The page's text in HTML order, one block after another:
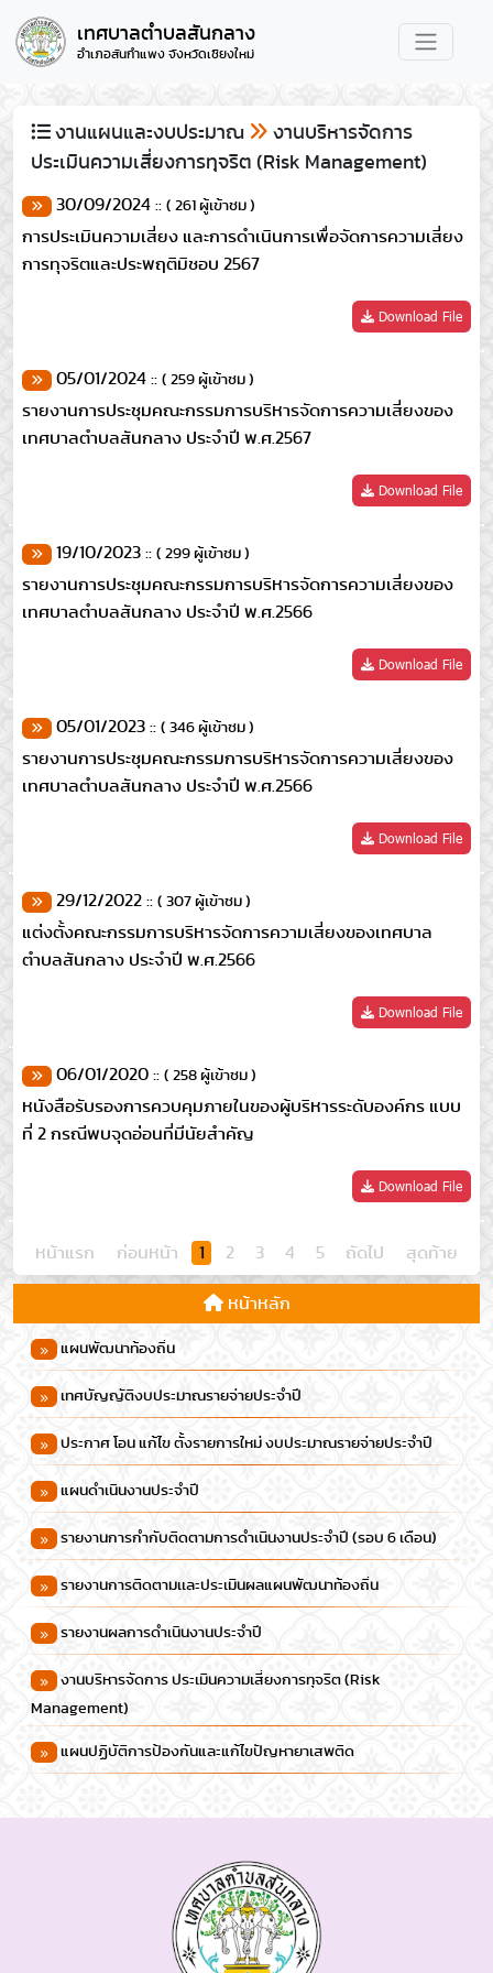
เทศบาลตำบลสันกลาง
อำเภอสันกำแพง จังหวัดเชียงใหม่
หน้าหลัก
แผนพัฒนาท้องถิ่น
เทศบัญญัติงบประมาณรายจ่ายประจำปี
ประกาศ โอน แก้ไข ตั้งรายการใหม่ งบประมาณรายจ่ายประจำปี
แผนดำเนินงานประจำปี
รายงานการกำกับติดตามการดำเนินงานประจำปี (รอบ 6 เดือน)
รายงานการติดตามเเละประเมินผลแผนพัฒนาท้องถิ่น
รายงานผลการดำเนินงานประจำปี
งานบริหารจัดการ ประเมินความเสี่ยงการทุจริต (Risk
Management)
แผนปฏิบัติการป้องกันและแก้ไขปัญหายาเสพติด
งานแผนและงบประมาณ
งานบริหารจัดการ
ประเมินความเสี่ยงการทุจริต (Risk Management)
30/09/2024 :: ( 261 ผู้เข้าชม )
การประเมินความเสี่ยง และการดำเนินการเพื่อจัดการความเสี่ยง
การทุจริตและประพฤติมิชอบ 2567
Download File
05/01/2024 :: ( 259 ผู้เข้าชม )
รายงานการประชุมคณะกรรมการบริหารจัดการความเสี่ยงของ
เทศบาลตำบลสันกลาง ประจำปี พ.ศ.2567
Download File
19/10/2023 :: ( 299 ผู้เข้าชม )
รายงานการประชุมคณะกรรมการบริหารจัดการความเสี่ยงของ
เทศบาลตำบลสันกลาง ประจำปี พ.ศ.2566
Download File
05/01/2023 :: ( 346 ผู้เข้าชม )
รายงานการประชุมคณะกรรมการบริหารจัดการความเสี่ยงของ
เทศบาลตำบลสันกลาง ประจำปี พ.ศ.2566
Download File
29/12/2022 :: ( 307 ผู้เข้าชม )
แต่งตั้งคณะกรรมการบริหารจัดการความเสี่ยงของเทศบาล
ตำบลสันกลาง ประจำปี พ.ศ.2566
Download File
06/01/2020 :: ( 258 ผู้เข้าชม )
หนังสือรับรองการควบคุมภายในของผู้บริหารระดับองค์กร แบบ
ที่ 2 กรณีพบจุดอ่อนที่มีนัยสำคัญ
Download File
หน้าแรก ก่อนหน้า 1 2 3 4 5 ถัดไป สุดท้าย